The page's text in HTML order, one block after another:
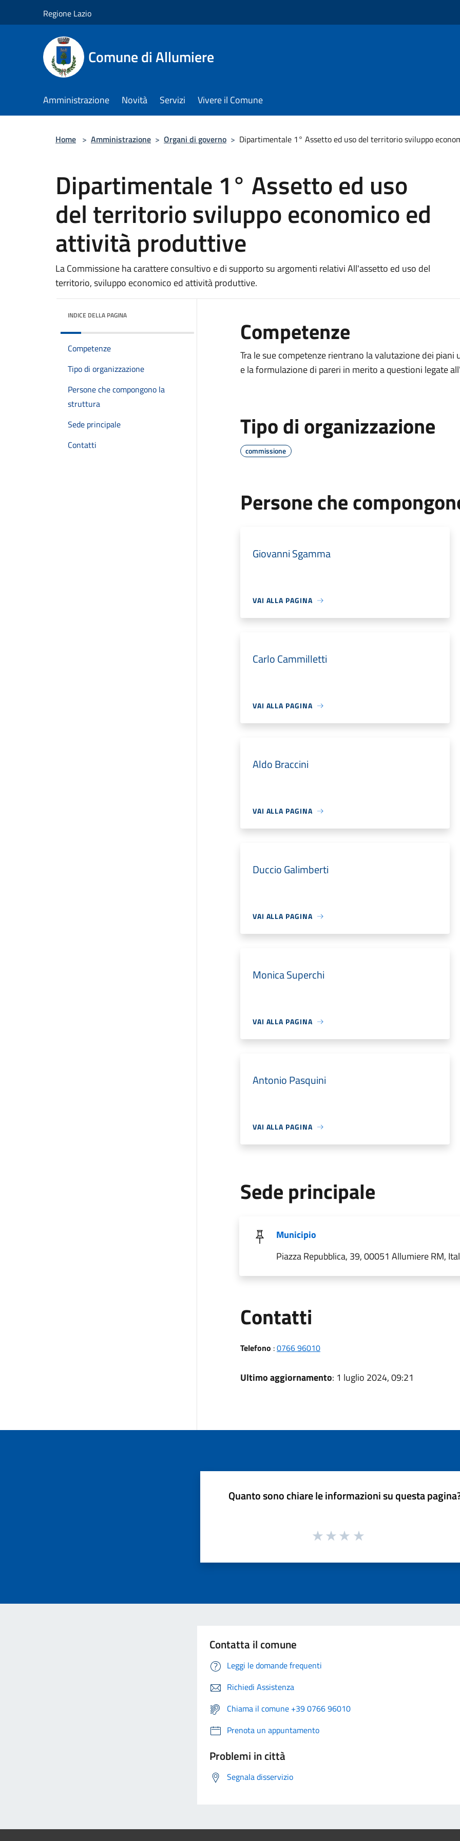
Regione Lazio
Comune di Allumiere
Amministrazione Novità Servizi Vivere il Comune
Home > Amministrazione > Organi di governo > Dipartimentale 1° Assetto ed uso del territorio sviluppo
Dipartimentale 1° Assetto ed uso
del territorio sviluppo economico ed
attività produttive
La Commissione ha carattere consultivo e di supporto su argomenti relativi All'assetto ed uso del
territorio, sviluppo economico ed attività produttive.
INDICE DELLA PAGINA
Competenze
Tipo di organizzazione
Persone che compongono la
struttura
Sede principale
Contatti
Competenze
Tra le sue competenze rientrano la valutazione dei
e la formulazione di pareri in merito a questioni legate
Tipo di organizzazione
commissione
Persone che
Giovanni Sgamma
VAI ALLA PAGINA
Carlo Cammilletti
VAI ALLA PAGINA
Aldo Braccini
VAI ALLA PAGINA
Duccio Galimberti
VAI ALLA PAGINA
Monica Superchi
VAI ALLA PAGINA
Antonio Pasquini
VAI ALLA PAGINA
Sede principale
Municipio
Piazza Repubblica, 39, 00051 Allumiere RM,
Contatti
Telefono :0766 96010
Ultimo aggiornamento: 1 luglio 2024, 09:21
Quanto sono chiare le informazioni su questa
Contatta il comune
Leggi le domande frequenti
Richiedi Assistenza
Chiama il comune +39 0766 96010
Prenota un appuntamento
Problemi in città
Segnala disservizio